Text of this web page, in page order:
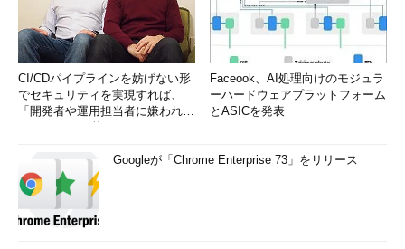
CI/CDパイプラインを妨げない形
でセキュリティを実現すれば、
「開発者や運用担当者に嫌われな
Faceook、AI処理向けのモジュラ
ーハードウェアプラットフォーム
とASICを発表
Googleが「Chrome Enterprise 73」をリリース